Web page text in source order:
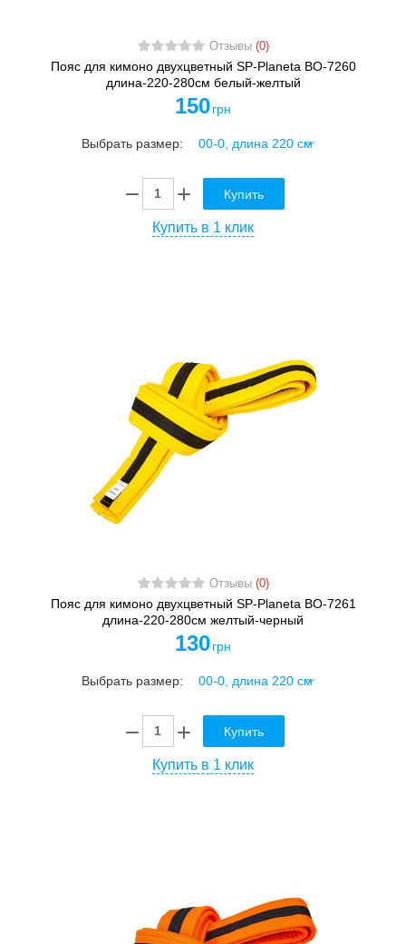
Отзывы (0)
Пояс для кимоно двухцветный SP-Planeta BO-7260
длина-220-280см белый-желтый
150 грн
Выбрать размер:
Купить
Купить в 1 клик
Отзывы (0)
Пояс для кимоно двухцветный SP-Planeta BO-7261
длина-220-280см желтый-черный
130 грн
Выбрать размер:
Купить
Купить в 1 клик